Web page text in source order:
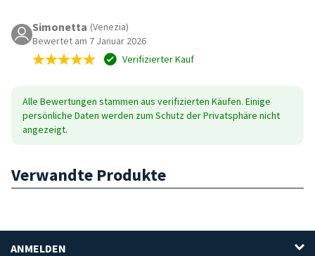
Simonetta (Venezia)
Bewertet am 7 Januar 2026
Verifizierter Kauf
Alle Bewertungen stammen aus verifizierten Käufen. Einige
persönliche Daten werden zum Schutz der Privatsphäre nicht
angezeigt.
Verwandte Produkte
ANMELDEN